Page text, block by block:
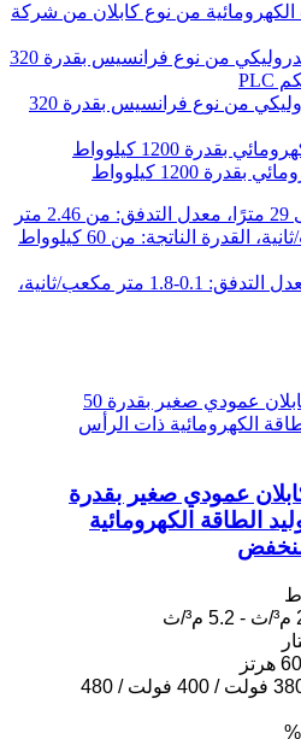
الكهرومائية من نوع كابلان من شركة
مولد توربيني مائي هيدروليكي من نوع فرانسيس بقدرة 320
1200 كيلوواط
عمودي صغير بقدرة
الطاقة الكهرومائية
الجهد الكهربائي: 380 فولت / 400 فولت / 480